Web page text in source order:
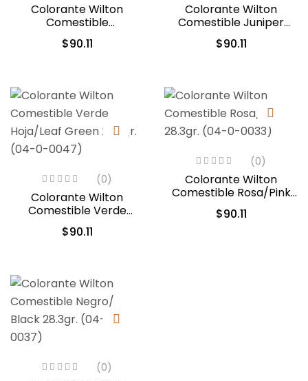
Colorante Wilton
Comestible
Cobre/Copper 28.3gr.
(610-450)
$90.11
Colorante Wilton
Comestible Juniper
Green/Verde Enebro
28.3gr. (610-234)
$90.11
(0)
Colorante Wilton
Comestible Verde
Hoja/Leaf Green 28.3gr.
(04-0-0047)
$90.11
(0)
Colorante Wilton
Comestible Rosa/Pink
28.3gr. (04-0-0033)
$90.11
(0)